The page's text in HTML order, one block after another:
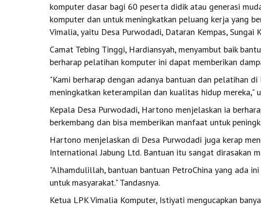
komputer dasar bagi 60 peserta didik atau generasi
komputer dan untuk meningkatkan peluang kerja yang
Vimalia, yaitu Desa Purwodadi, Dataran Kempas, Sungai
Camat Tebing Tinggi, Hardiansyah, menyambut baik
berharap pelatihan komputer ini dapat memberikan
"Kami berharap dengan adanya bantuan dan pelatihan
meningkatkan keterampilan dan kualitas hidup mereka,"
Kepala Desa Purwodadi, Hartono menjelaskan ia
berkembang dan bisa memberikan manfaat untuk
Hartono menjelaskan di Desa Purwodadi juga kerap
International Jabung Ltd. Bantuan itu sangat dirasakan
"Alhamdulillah, bantuan bantuan PetroChina yang ada
untuk masyarakat." Tandasnya.
Ketua LPK Vimalia Komputer, Istiyati mengucapkan